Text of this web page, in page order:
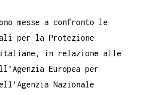
messe a confronto le
per la Protezione
italiane, in relazione alle
Europea per
Nazionale